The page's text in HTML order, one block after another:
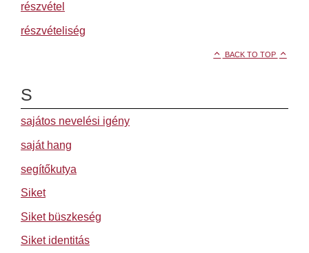
részvétel
részvételiség
BACK TO TOP
S
sajátos nevelési igény
saját hang
segítőkutya
Siket
Siket büszkeség
Siket identitás